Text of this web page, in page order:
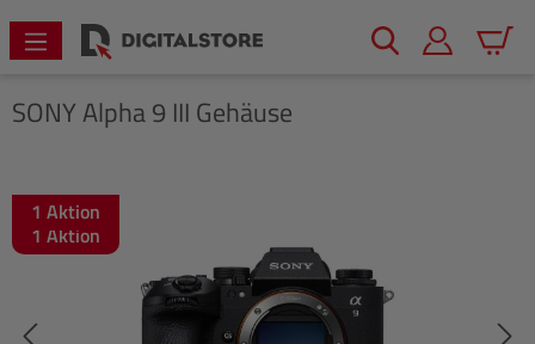
springen
SONYAlpha 9 III Gehäuse
Bildergalerie überspringen
1 Aktion
1 Aktion